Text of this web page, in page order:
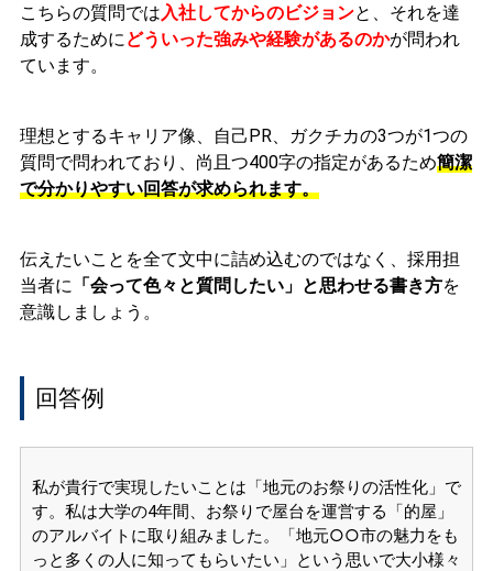
こちらの質問では入社してからのビジョンと、それを達
成するためにどういった強みや経験があるのかが問われ
ています。
理想とするキャリア像、自己PR、ガクチカの3つが1つの
質問で問われており、 尚且つ400字の指定があるため簡潔
で分かりやすい回答が求められます。
伝えたいことを全て文中に詰め込むのではなく、採用担
当者に 「会って色々と質問したい」と思わせる書き方を
意識しましょう。
回答例
私が貴行で実現したいことは「地元のお祭りの活性化」で
す。私は大学の4年間、お祭りで屋台を運営する「的屋」
のアルバイトに取り組みました。「地元○○市の魅力をも
っと多くの人に知ってもらいたい」という思いで大小様々